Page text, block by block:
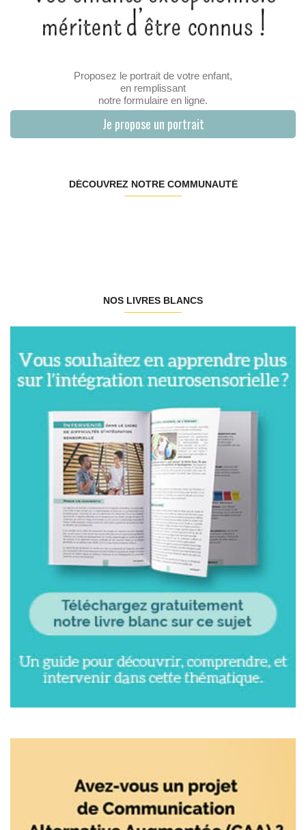
Proposez le portrait de votre enfant,
en remplissant
notre formulaire en ligne.
Je propose un portrait
DÉCOUVREZ NOTRE COMMUNAUTÉ
NOS LIVRES BLANCS